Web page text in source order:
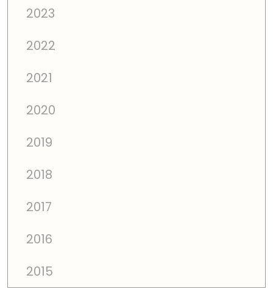
2023
2022
2021
2020
2019
2018
2017
2016
2015